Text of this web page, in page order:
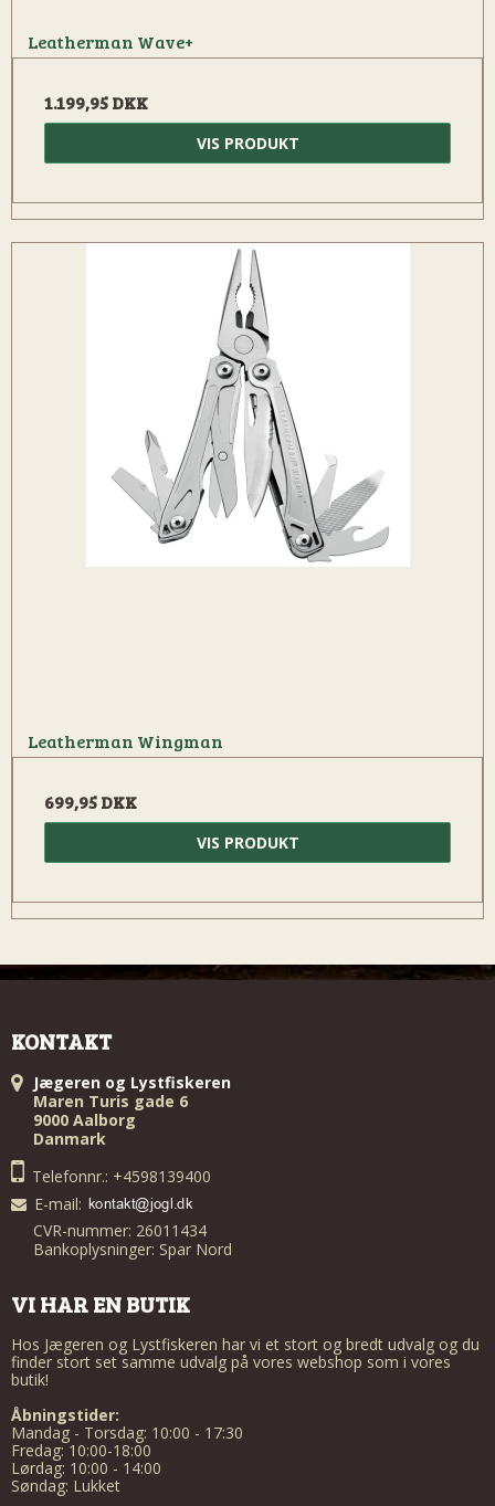
Leatherman Wave+
1.199,95 DKK
VIS PRODUKT
Leatherman Wingman
699,95 DKK
VIS PRODUKT
KONTAKT
Jægeren og Lystfiskeren
Maren Turis gade 6
9000 Aalborg
Danmark
Telefonnr.: +4598139400
E-mail:
CVR-nummer: 26011434
Bankoplysninger: Spar Nord
VI HAR EN BUTIK
Hos Jægeren og Lystfiskeren har vi et stort og bredt udvalg og du
finder stort set samme udvalg på vores webshop som i vores
butik!
Åbningstider:
Mandag - Torsdag: 10:00 - 17:30
Fredag: 10:00-18:00
Lørdag: 10:00 - 14:00
Søndag: Lukket